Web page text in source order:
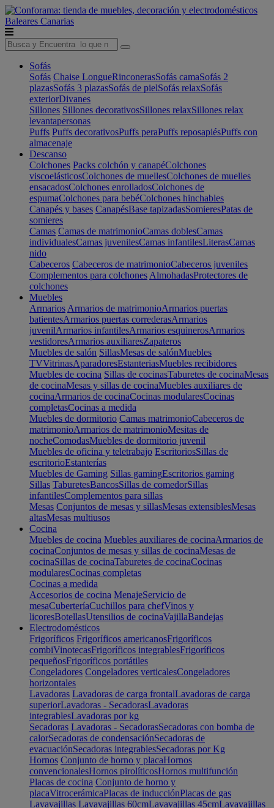
Baleares Canarias
Sofás
Sofás Chaise LongueRinconerasSofás camaSofás 2
plazasSofás 3 plazasSofás de pielSofás relaxSofás
exteriorDivanes
Sillones Sillones decorativosSillones relaxSillones relax
levantapersonas
Puffs Puffs decorativosPuffs peraPuffs reposapiésPuffs con
almacenaje
Descanso
Colchones Packs colchón y canapéColchones
viscoelásticosColchones de muellesColchones de muelles
ensacadosColchones enrolladosColchones de
espumaColchones para bebéColchones hinchables
Canapés y bases CanapésBase tapizadasSomieresPatas de
somieres
Camas Camas de matrimonioCamas doblesCamas
individualesCamas juvenilesCamas infantilesLiterasCamas
nido
Cabeceros Cabeceros de matrimonioCabeceros juveniles
Complementos para colchones AlmohadasProtectores de
colchones
Muebles
Armarios Armarios de matrimonioArmarios puertas
batientesArmarios puertas correderasArmarios
juvenilArmarios infantilesArmarios esquinerosArmarios
vestidoresArmarios auxiliaresZapateros
Muebles de salón SillasMesas de salónMuebles
TVVitrinasAparadoresEstanteriasMuebles recibidores
Muebles de cocina Sillas de cocinasTaburetes de cocinaMesas
de cocinaMesas y sillas de cocinaMuebles auxiliares de
cocinaArmarios de cocinaCocinas modularesCocinas
completasCocinas a medida
Muebles de dormitorio Camas matrimonioCabeceros de
matrimonioArmarios de matrimonioMesitas de
nocheComodasMuebles de dormitorio juvenil
Muebles de oficina y teletrabajo EscritoriosSillas de
escritorioEstanterías
Muebles de Gaming Sillas gamingEscritorios gaming
Sillas TaburetesBancosSillas de comedorSillas
infantilesComplementos para sillas
Mesas Conjuntos de mesas y sillasMesas extensiblesMesas
altasMesas multiusos
Cocina
Muebles de cocina Muebles auxiliares de cocinaArmarios de
cocinaConjuntos de mesas y sillas de cocinaMesas de
cocinaSillas de cocinaTaburetes de cocinaCocinas
modularesCocinas completas
Cocinas a medida
Accesorios de cocina MenajeServicio de
mesaCuberteríaCuchillos para chefVinos y
licoresBotellasUtensilios de cocinaVajillaBandejas
Electrodomésticos
Frigoríficos Frigoríficos americanosFrigoríficos
combiVinotecasFrigoríficos integrablesFrigoríficos
pequeñosFrigoríficos portátiles
Congeladores Congeladores verticalesCongeladores
horizontales
Lavadoras Lavadoras de carga frontalLavadoras de carga
superiorLavadoras - SecadorasLavadoras
integrablesLavadoras por kg
Secadoras Lavadoras - SecadorasSecadoras con bomba de
calorSecadoras de condensaciónSecadoras de
evacuaciónSecadoras integrablesSecadoras por Kg
Hornos Conjunto de horno y placaHornos
convencionalesHornos pirolíticosHornos multifunción
Placas de cocina Conjunto de horno y
placaVitrocerámicaPlacas de inducciónPlacas de gas
Lavavajillas Lavavajillas 60cmLavavajillas 45cmLavavajillas